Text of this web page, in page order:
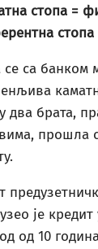
стопа =
се са банком
два брата,
прошла
је
од 10